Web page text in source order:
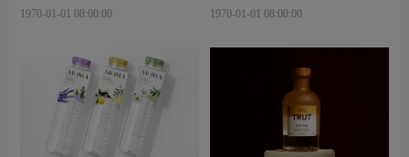
1970-01-01 08:00:00 1970-01-01 08:00:00